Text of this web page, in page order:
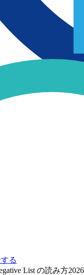
る
List の読み方2026